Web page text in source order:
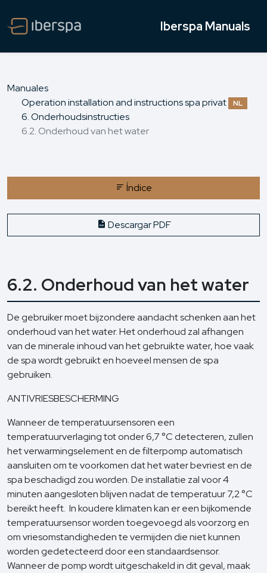
Iberspa Manuals
Manuales
Operation installation and instructions spa privat
NL
6. Onderhoudsinstructies
6.2. Onderhoud van het water
Índice
Descargar PDF
6.2. Onderhoud van het water
De gebruiker moet bijzondere aandacht schenken aan het
onderhoud van het water. Het onderhoud zal afhangen
van de minerale inhoud van het gebruikte water, hoe vaak
de spa wordt gebruikt en hoeveel mensen de spa
gebruiken.
ANTIVRIESBESCHERMING
Wanneer de temperatuursensoren een
temperatuurverlaging tot onder 6,7 °C detecteren, zullen
het verwarmingselement en de filterpomp automatisch
aansluiten om te voorkomen dat het water bevriest en de
spa beschadigd zou worden. De installatie zal voor 4
minuten aangesloten blijven nadat de temperatuur 7,2 °C
bereikt heeft. In koudere klimaten kan er een bijkomende
temperatuursensor worden toegevoegd als voorzorg en
om vriesomstandigheden te vermijden die niet kunnen
worden gedetecteerd door een standaardsensor.
Wanneer de pomp wordt uitgeschakeld in dit geval, maak